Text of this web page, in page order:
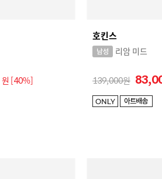
원 [40%]
호킨스
리암 미드
139,000